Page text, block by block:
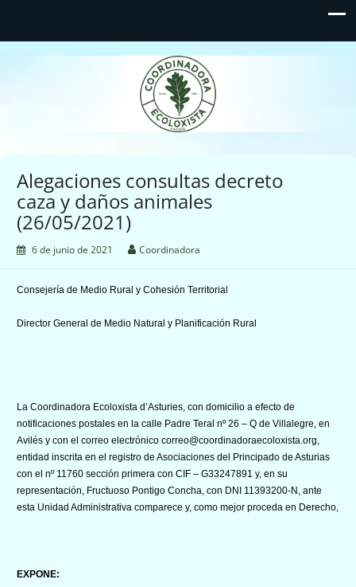
Coordinadora Ecoloxista
d'Asturies
Alegaciones consultas decreto
caza y daños animales
(26/05/2021)
6 de junio de 2021 Coordinadora
Consejería de Medio Rural y Cohesión Territorial
Director General de Medio Natural y Planificación Rural
La Coordinadora Ecoloxista d’Asturies, con domicilio a efecto de
notificaciones postales en la calle Padre Teral nº 26 – Q de Villalegre, en
Avilés y con el correo electrónico correo@coordinadoraecoloxista.org,
entidad inscrita en el registro de Asociaciones del Principado de Asturias
con el nº 11760 sección primera con CIF – G33247891 y, en su
representación, Fructuoso Pontigo Concha, con DNI 11393200-N, ante
esta Unidad Administrativa comparece y, como mejor proceda en Derecho,
EXPONE: